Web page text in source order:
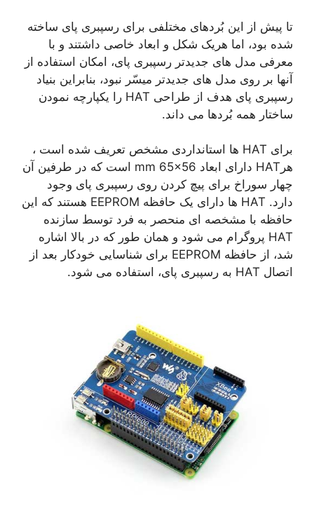
تا پیش از این بُردهای مختلفی برای رسپبری پای ساخته
شده بود، اما هریک شکل و ابعاد خاصی داشتند و با
معرفی مدل های جدیدتر رسپبری پای، امکان استفاده از
آنها بر روی مدل های جدیدتر میسّر نبود، بنابراین بنیاد
رسپبری پای هدف از طراحی HAT را یکپارچه نمودن
ساختار همه بُردها می داند.
برای HAT ها استانداردی مشخص تعریف شده است ،
هرHAT دارای ابعاد mm 65×56 است که در طرفین آن
چهار سوراخ برای پیچ کردن روی رسپبری پای وجود
دارد. HAT ها دارای یک حافظه EEPROM هستند که این
حافظه با مشخصه ای منحصر به فرد توسط سازنده
HAT پروگرام می شود و همان طور که در بالا اشاره
شد، از حافظه EEPROM برای شناسایی خودکار بعد از
اتصال HAT به رسپبری پای، استفاده می شود.